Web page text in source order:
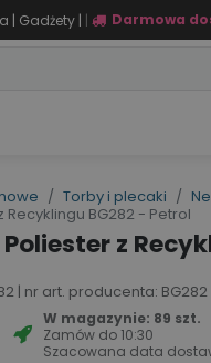
| Gadżety | | Darmowa
Torby i plecaki
BG282 - Petrol
z
| nr art. producenta: BG282
W magazynie: 89 szt.
Zamów do 10:30
Szacowana data